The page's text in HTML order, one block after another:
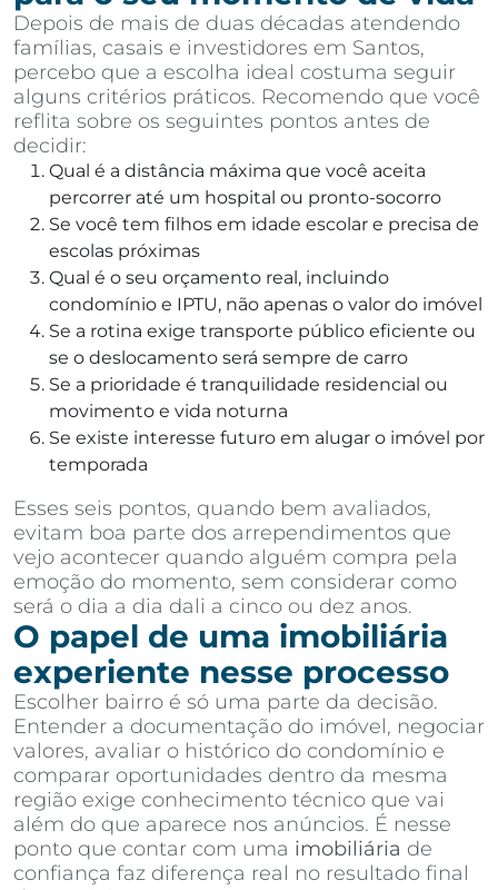
Depois de mais de duas décadas atendendo
famílias, casais e investidores em Santos,
percebo que a escolha ideal costuma seguir
alguns critérios práticos. Recomendo que você
reflita sobre os seguintes pontos antes de
decidir:
Qual é a distância máxima que você aceita
percorrer até um hospital ou pronto-socorro
Se você tem filhos em idade escolar e precisa de
escolas próximas
Qual é o seu orçamento real, incluindo
condomínio e IPTU, não apenas o valor do imóvel
Se a rotina exige transporte público eficiente ou
se o deslocamento será sempre de carro
Se a prioridade é tranquilidade residencial ou
movimento e vida noturna
Se existe interesse futuro em alugar o imóvel por
temporada
Esses seis pontos, quando bem avaliados,
evitam boa parte dos arrependimentos que
vejo acontecer quando alguém compra pela
emoção do momento, sem considerar como
será o dia a dia dali a cinco ou dez anos.
O papel de uma imobiliária
experiente nesse processo
Escolher bairro é só uma parte da decisão.
Entender a documentação do imóvel, negociar
valores, avaliar o histórico do condomínio e
comparar oportunidades dentro da mesma
região exige conhecimento técnico que vai
além do que aparece nos anúncios. É nesse
ponto que contar com uma imobiliária de
confiança faz diferença real no resultado final